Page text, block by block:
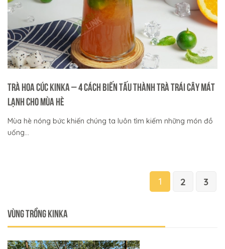
Trà Hoa Cúc Kinka – 4 Cách Biến Tấu Thành Trà Trái Cây Mát
Lạnh Cho Mùa Hè
Mùa hè nóng bức khiến chúng ta luôn tìm kiếm những món đồ
uống...
1 2 3
VÙNG TRỒNG KINKA